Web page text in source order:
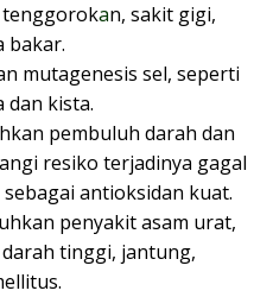
tenggorokan, sakit gigi,
bakar.
mutagenesis sel, seperti
dan kista.
pembuluh darah dan
resiko terjadinya gagal
antioksidan kuat.
penyakit asam urat,
tinggi, jantung,